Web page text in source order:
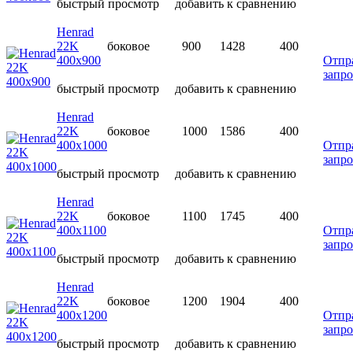
быстрый просмотр
добавить к сравнению
Henrad
22K
400х900
боковое 900 1428
400
быстрый просмотр
добавить к сравнению
Henrad
22K
400х1000
боковое 1000 1586
400
быстрый просмотр
добавить к сравнению
Henrad
22K
400х1100
боковое 1100 1745
400
быстрый просмотр
добавить к сравнению
Henrad
22K
400х1200
боковое 1200 1904
400
быстрый просмотр
добавить к сравнению